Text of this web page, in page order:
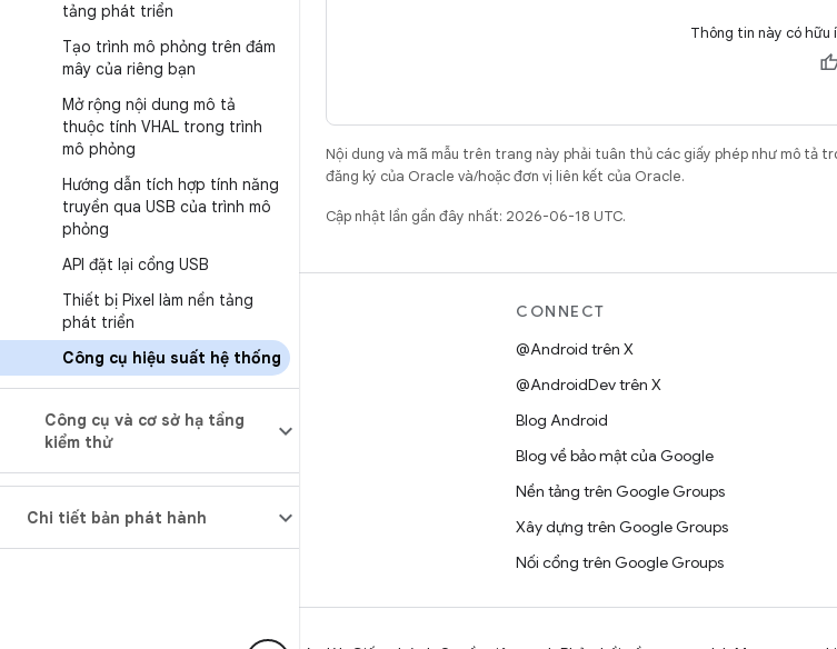
tảng phát triển
Tạo trình mô phỏng trên đám
mây của riêng bạn
Mở rộng nội dung mô tả
thuộc tính VHAL trong trình
mô phỏng
Hướng dẫn tích hợp tính năng
truyền qua USB của trình mô
phỏng
API đặt lại cổng USB
Thiết bị Pixel làm nền tảng
phát triển
Công cụ hiệu suất hệ thống
Công cụ và cơ sở hạ tầng
kiểm thử
Chi tiết bản phát hành
Thông tin này có hữu
Nội dung và mã mẫu trên trang này phải tuân thủ các giấy phép như mô tả
đăng ký của Oracle và/hoặc đơn vị liên kết của Oracle.
Cập nhật lần gần đây nhất: 2026-06-18 UTC.
BẢN DỰNG
Vị trí lưu trữ mã Android
Yêu cầu
Cách tải mã xuống
Xem trước mã nhị phân
Phiên bản gốc
Tệp nhị phân của trình điều khiển
CONNECT
@Android trên X
@AndroidDev trên X
Blog Android
Blog về bảo mật của Google
Nền tảng trên Google Groups
Xây dựng trên Google Groups
Nối cổng trên Google Groups